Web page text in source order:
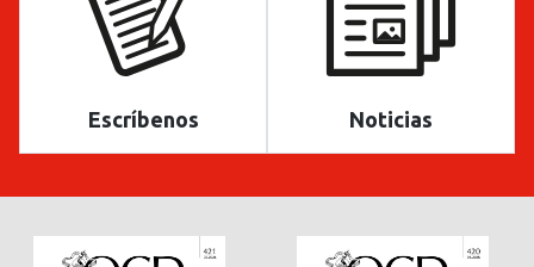
Escríbenos Noticias